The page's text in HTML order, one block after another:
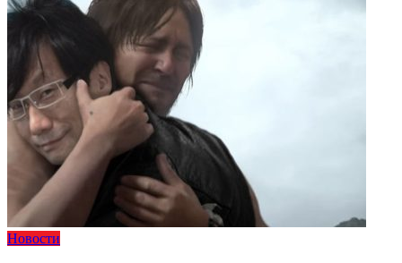
Новости